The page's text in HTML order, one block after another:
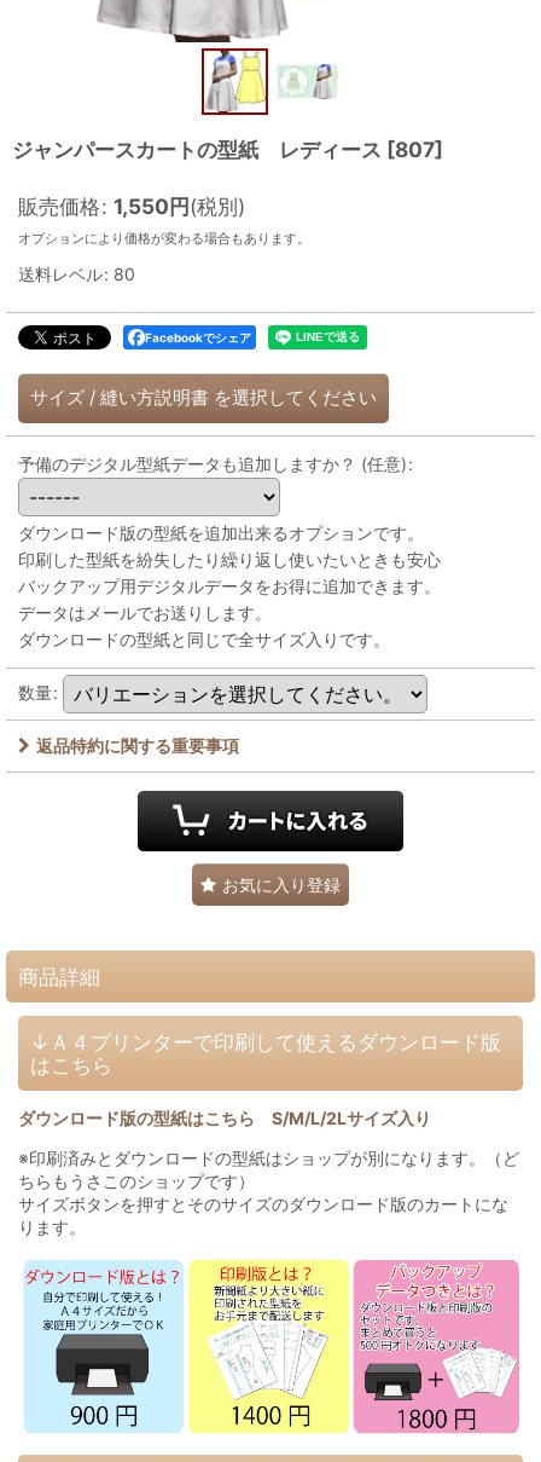
ジャンパースカートの型紙 レディース [807]
販売価格: 1,550円(税別)
オプションにより価格が変わる場合もあります。
送料レベル: 80
Facebookでシェア
サイズ / 縫い方説明書 を選択してください
予備のデジタル型紙データも追加しますか？ (任意):
ダウンロード版の型紙を追加出来るオプションです。
印刷した型紙を紛失したり繰り返し使いたいときも安心
バックアップ用デジタルデータをお得に追加できます。
データはメールでお送りします。
ダウンロードの型紙と同じで全サイズ入りです。
数量:
返品特約に関する重要事項
お気に入り登録
商品詳細
↓Ａ４プリンターで印刷して使えるダウンロード版
はこちら
ダウンロード版の型紙はこちら S/M/L/2Lサイズ入り
※印刷済みとダウンロードの型紙はショップが別になります。（ど
ちらもうさこのショップです）
サイズボタンを押すとそのサイズのダウンロード版のカートにな
ります。